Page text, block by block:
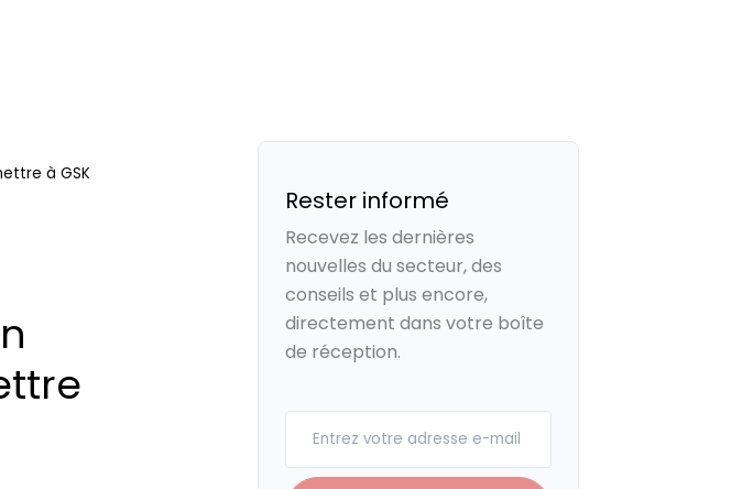
à GSK
Rester informé
Recevez les dernières
nouvelles du secteur, des
conseils et plus encore,
directement dans votre boîte
de réception.